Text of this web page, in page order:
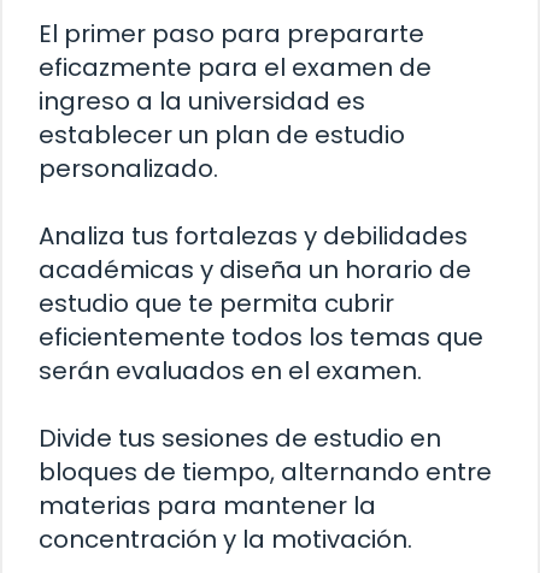
El primer paso para prepararte
eficazmente para el examen de
ingreso a la universidad es
establecer un plan de estudio
personalizado.
Analiza tus fortalezas y debilidades
académicas y diseña un horario de
estudio que te permita cubrir
eficientemente todos los temas que
serán evaluados en el examen.
Divide tus sesiones de estudio en
bloques de tiempo, alternando entre
materias para mantener la
concentración y la motivación.